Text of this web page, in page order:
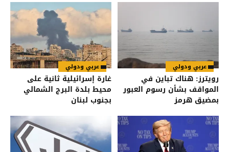
عربي ودولي
رويترز: هناك تباين في
المواقف بشأن رسوم العبور
بمضيق هرمز
عربي ودولي
غارة إسرائيلية ثانية على
محيط بلدة البرج الشمالي
بجنوب لبنان